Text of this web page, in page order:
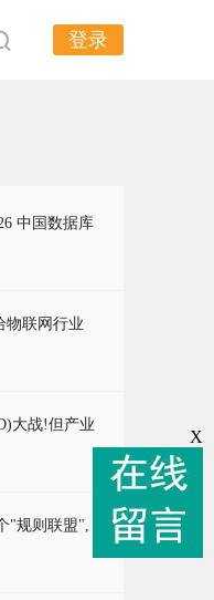
登录
中国数据库
物联网行业
大战!但产业
"规则联盟",
X